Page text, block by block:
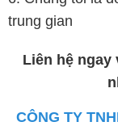
trung gian
Liên hệ
CÔNG TY